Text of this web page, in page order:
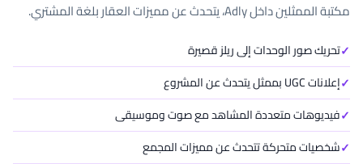
مكتبة الممثلين داخل Adly، يتحدث عن مميزات العقار بلغة المشتري.
تحريك صور الوحدات إلى ريلز قصيرة
إعلانات UGC بممثل يتحدث عن المشروع
فيديوهات متعددة المشاهد مع صوت وموسيقى
شخصيات متحركة تتحدث عن مميزات المجمع